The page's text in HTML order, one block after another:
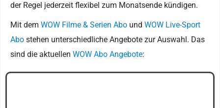
der Regel jederzeit flexibel zum Monatsende kündigen.
Mit dem WOW Filme & Serien Abo und WOW Live-Sport
Abo stehen unterschiedliche Angebote zur Auswahl. Das
sind die aktuellen WOW Abo Angebote: